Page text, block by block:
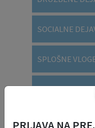
SOCIALNE
SPLOŠNE
VARSTVO
PRIJAVA NA